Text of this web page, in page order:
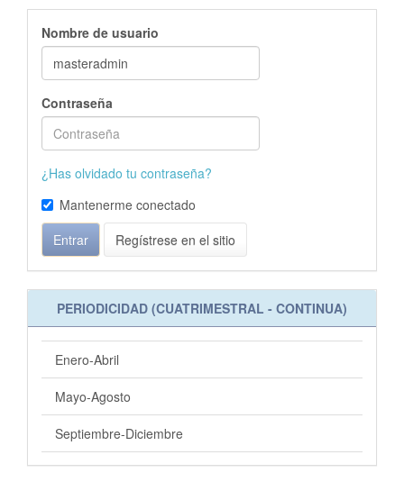
Nombre de usuario
Contraseña
¿Has olvidado tu contraseña?
Mantenerme conectado
Entrar
Regístrese en el sitio
PERIODICIDAD (CUATRIMESTRAL - CONTINUA)
Enero-Abril
Mayo-Agosto
Septiembre-Diciembre